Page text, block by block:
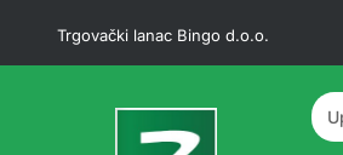
Trgovački lanac Bingo d.o.o.